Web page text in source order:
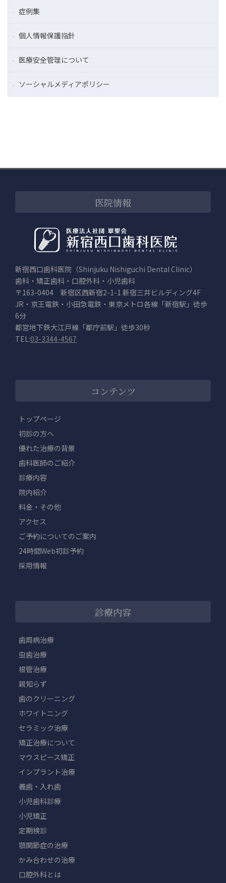
症例集
個人情報保護指針
医療安全管理について
ソーシャルメディアポリシー
医院情報
新宿西口歯科医院（Shinjuku Nishiguchi Dental Clinic）
歯科・矯正歯科・口腔外科・小児歯科
〒163-0404 新宿区西新宿2-1-1 新宿三井ビルディング4F
JR・京王電鉄・小田急電鉄・東京メトロ各線「新宿駅」徒歩
6分
都営地下鉄大江戸線「都庁前駅」徒歩30秒
TEL:03-3344-4567
コンテンツ
トップページ
初診の方へ
優れた治療の背景
歯科医師のご紹介
診療内容
院内紹介
料金・その他
アクセス
ご予約についてのご案内
24時間Web初診予約
採用情報
診療内容
歯周病治療
虫歯治療
根管治療
親知らず
歯のクリーニング
ホワイトニング
セラミック治療
矯正治療について
マウスピース矯正
インプラント治療
義歯・入れ歯
小児歯科診療
小児矯正
定期検診
顎関節症の治療
かみ合わせの治療
口腔外科とは